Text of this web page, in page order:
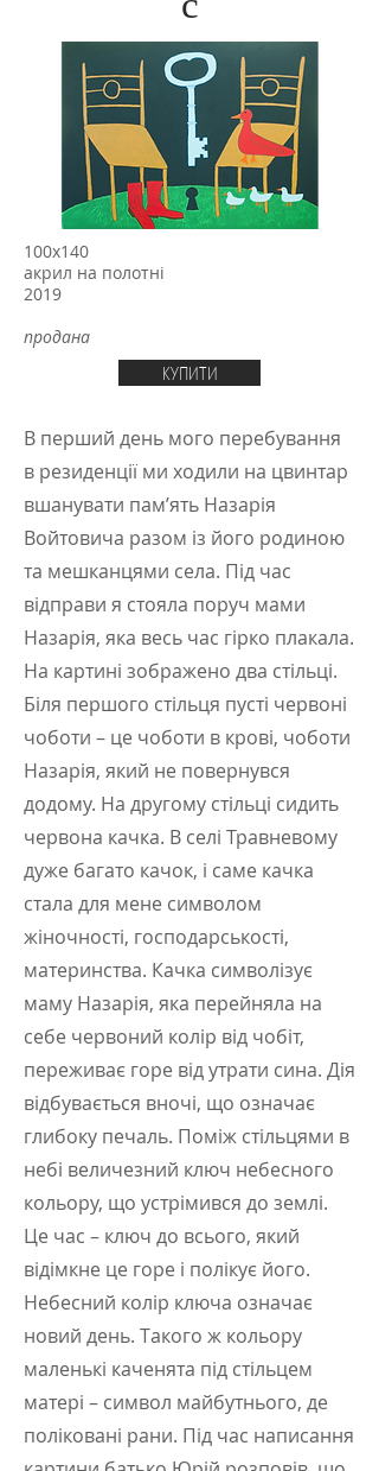
100х140
акрил на полотні
2019
продана
КУПИТИ
В перший день мого перебування
в резиденції ми ходили на цвинтар
вшанувати пам’ять Назарія
Войтовича разом із його родиною
та мешканцями села. Під час
відправи я стояла поруч мами
Назарія, яка весь час гірко плакала.
На картині зображено два стільці.
Біля першого стільця пусті червоні
чоботи – це чоботи в крові, чоботи
Назарія, який не повернувся
додому. На другому стільці сидить
червона качка. В селі Травневому
дуже багато качок, і саме качка
стала для мене символом
жіночності, господарськості,
материнства. Качка символізує
маму Назарія, яка перейняла на
себе червоний колір від чобіт,
переживає горе від утрати сина. Дія
відбувається вночі, що означає
глибоку печаль. Поміж стільцями в
небі величезний ключ небесного
кольору, що устрімився до землі.
Це час – ключ до всього, який
відімкне це горе і полікує його.
Небесний колір ключа означає
новий день. Такого ж кольору
маленькі каченята під стільцем
матері – символ майбутнього, де
поліковані рани. Під час написання